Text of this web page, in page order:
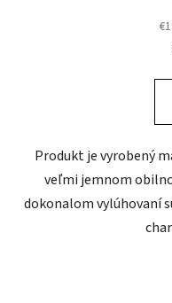
Produkt je vyrobený
veľmi jemnom
dokonalom vylúhovaní